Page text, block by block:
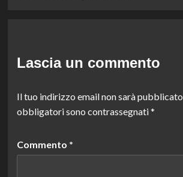
Lascia un commento
Il tuo indirizzo email non sarà pubblicato.
obbligatori sono contrassegnati*
Commento *